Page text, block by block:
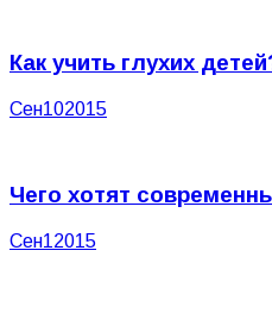
Как учить глухих
Сен102015
Чего хотят
Сен12015